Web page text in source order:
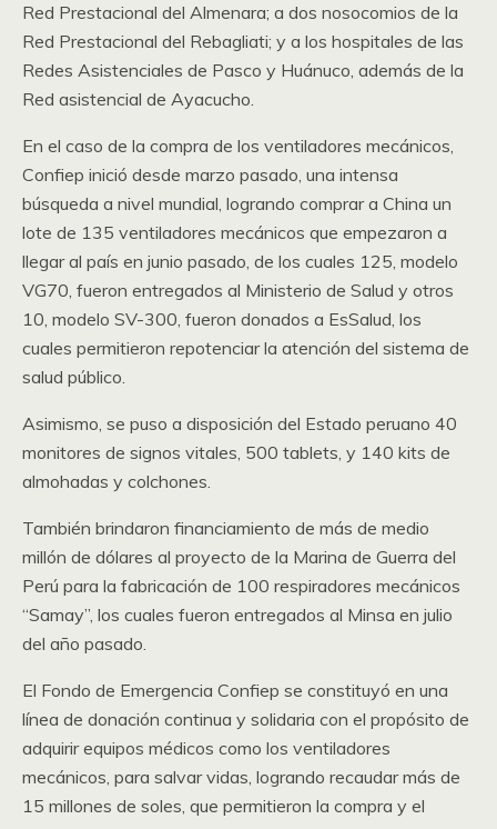
Red Prestacional del Almenara; a dos nosocomios de la
Red Prestacional del Rebagliati; y a los hospitales de las
Redes Asistenciales de Pasco y Huánuco, además de la
Red asistencial de Ayacucho.
En el caso de la compra de los ventiladores mecánicos,
Confiep inició desde marzo pasado, una intensa
búsqueda a nivel mundial, logrando comprar a China un
lote de 135 ventiladores mecánicos que empezaron a
llegar al país en junio pasado, de los cuales 125, modelo
VG70, fueron entregados al Ministerio de Salud y otros
10, modelo SV-300, fueron donados a EsSalud, los
cuales permitieron repotenciar la atención del sistema de
salud público.
Asimismo, se puso a disposición del Estado peruano 40
monitores de signos vitales, 500 tablets, y 140 kits de
almohadas y colchones.
También brindaron financiamiento de más de medio
millón de dólares al proyecto de la Marina de Guerra del
Perú para la fabricación de 100 respiradores mecánicos
“Samay”, los cuales fueron entregados al Minsa en julio
del año pasado.
El Fondo de Emergencia Confiep se constituyó en una
línea de donación continua y solidaria con el propósito de
adquirir equipos médicos como los ventiladores
mecánicos, para salvar vidas, logrando recaudar más de
15 millones de soles, que permitieron la compra y el